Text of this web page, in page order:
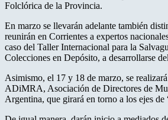
Folclórica de la Provincia.
En marzo se llevarán adelante también
reunirán en Corrientes a expertos
caso del Taller Internacional para la
Colecciones en Depósito, a desarrollarse
Asimismo, el 17 y 18 de marzo, se
ADiMRA, Asociación de Directores de
Argentina, que girará en torno a los ejes